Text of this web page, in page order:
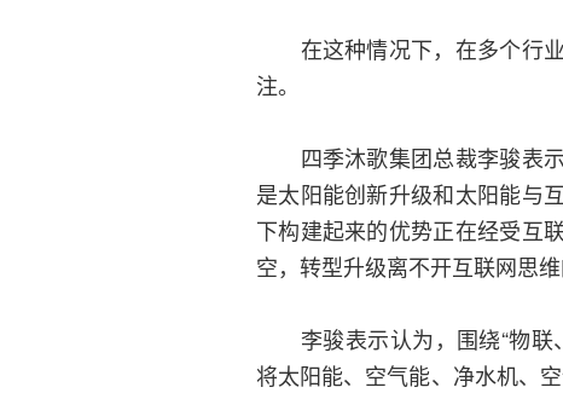
在这种情况下，在多个行业
注。
四季沐歌集团总裁李骏表示
是太阳能创新升级和太阳能与
下构建起来的优势正在经受互
空，转型升级离不开互联网思维
李骏表示认为，围绕“物联
将太阳能、空气能、净水机、